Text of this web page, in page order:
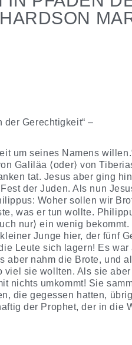
der Gerechtigkeit“ –
um seines Namens
Galiläa ⟨oder⟩ von
tat. Jesus aber ging
der Juden. Als nun
Woher sollen wir
was er tun wollte.
nur⟩ ein wenig
Junge hier, der fünf
Leute sich lagern! Es war
aber nahm die Brote, und
sie wollten. Als sie
nichts umkommt! Sie
die gegessen hatten,
der Prophet, der in die